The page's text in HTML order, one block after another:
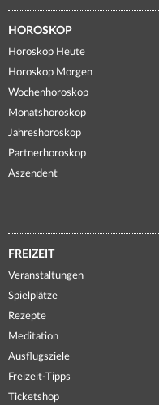
HOROSKOP
Horoskop Heute
Horoskop Morgen
Wochenhoroskop
Monatshoroskop
Jahreshoroskop
Partnerhoroskop
Aszendent
FREIZEIT
Veranstaltungen
Spielplätze
Rezepte
Meditation
Ausflugsziele
Freizeit-Tipps
Ticketshop